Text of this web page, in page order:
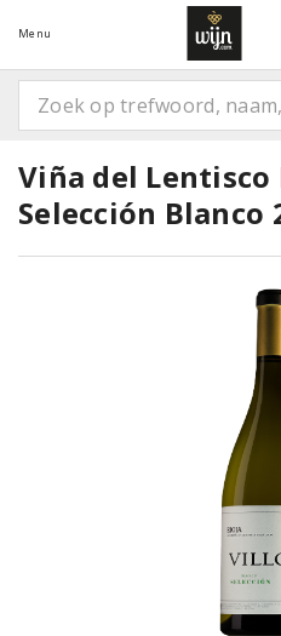
Menu
Viña del
Selección Blanco